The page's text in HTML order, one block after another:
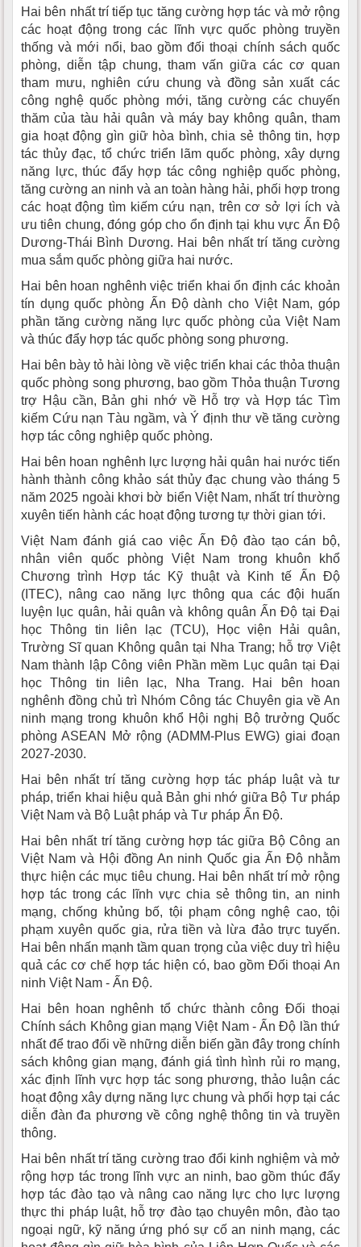
Hai bên nhất trí tiếp tục tăng cường hợp tác và mở rộng
các hoạt động trong các lĩnh vực quốc phòng truyền
thống và mới nổi, bao gồm đối thoại chính sách quốc
phòng, diễn tập chung, tham vấn giữa các cơ quan
tham mưu, nghiên cứu chung và đồng sản xuất các
công nghệ quốc phòng mới, tăng cường các chuyến
thăm của tàu hải quân và máy bay không quân, tham
gia hoạt động gìn giữ hòa bình, chia sẻ thông tin, hợp
tác thủy đạc, tổ chức triển lãm quốc phòng, xây dựng
năng lực, thúc đẩy hợp tác công nghiệp quốc phòng,
tăng cường an ninh và an toàn hàng hải, phối hợp trong
các hoạt động tìm kiếm cứu nạn, trên cơ sở lợi ích và
ưu tiên chung, đóng góp cho ổn định tại khu vực Ấn Độ
Dương-Thái Bình Dương. Hai bên nhất trí tăng cường
mua sắm quốc phòng giữa hai nước.
Hai bên hoan nghênh việc triển khai ổn định các khoản
tín dụng quốc phòng Ấn Độ dành cho Việt Nam, góp
phần tăng cường năng lực quốc phòng của Việt Nam
và thúc đẩy hợp tác quốc phòng song phương.
Hai bên bày tỏ hài lòng về việc triển khai các thỏa thuận
quốc phòng song phương, bao gồm Thỏa thuận Tương
trợ Hậu cần, Bản ghi nhớ về Hỗ trợ và Hợp tác Tìm
kiếm Cứu nạn Tàu ngầm, và Ý định thư về tăng cường
hợp tác công nghiệp quốc phòng.
Hai bên hoan nghênh lực lượng hải quân hai nước tiến
hành thành công khảo sát thủy đạc chung vào tháng 5
năm 2025 ngoài khơi bờ biển Việt Nam, nhất trí thường
xuyên tiến hành các hoạt động tương tự thời gian tới.
Việt Nam đánh giá cao việc Ấn Độ đào tạo cán bộ,
nhân viên quốc phòng Việt Nam trong khuôn khổ
Chương trình Hợp tác Kỹ thuật và Kinh tế Ấn Độ
(ITEC), nâng cao năng lực thông qua các đội huấn
luyện lục quân, hải quân và không quân Ấn Độ tại Đại
học Thông tin liên lạc (TCU), Học viện Hải quân,
Trường Sĩ quan Không quân tại Nha Trang; hỗ trợ Việt
Nam thành lập Công viên Phần mềm Lục quân tại Đại
học Thông tin liên lạc, Nha Trang. Hai bên hoan
nghênh đồng chủ trì Nhóm Công tác Chuyên gia về An
ninh mạng trong khuôn khổ Hội nghị Bộ trưởng Quốc
phòng ASEAN Mở rộng (ADMM-Plus EWG) giai đoạn
2027-2030.
Hai bên nhất trí tăng cường hợp tác pháp luật và tư
pháp, triển khai hiệu quả Bản ghi nhớ giữa Bộ Tư pháp
Việt Nam và Bộ Luật pháp và Tư pháp Ấn Độ.
Hai bên nhất trí tăng cường hợp tác giữa Bộ Công an
Việt Nam và Hội đồng An ninh Quốc gia Ấn Độ nhằm
thực hiện các mục tiêu chung. Hai bên nhất trí mở rộng
hợp tác trong các lĩnh vực chia sẻ thông tin, an ninh
mạng, chống khủng bố, tội phạm công nghệ cao, tội
phạm xuyên quốc gia, rửa tiền và lừa đảo trực tuyến.
Hai bên nhấn mạnh tầm quan trọng của việc duy trì hiệu
quả các cơ chế hợp tác hiện có, bao gồm Đối thoại An
ninh Việt Nam - Ấn Độ.
Hai bên hoan nghênh tổ chức thành công Đối thoại
Chính sách Không gian mạng Việt Nam - Ấn Độ lần thứ
nhất để trao đổi về những diễn biến gần đây trong chính
sách không gian mạng, đánh giá tình hình rủi ro mạng,
xác định lĩnh vực hợp tác song phương, thảo luận các
hoạt động xây dựng năng lực chung và phối hợp tại các
diễn đàn đa phương về công nghệ thông tin và truyền
thông.
Hai bên nhất trí tăng cường trao đổi kinh nghiệm và mở
rộng hợp tác trong lĩnh vực an ninh, bao gồm thúc đẩy
hợp tác đào tạo và nâng cao năng lực cho lực lượng
thực thi pháp luật, hỗ trợ đào tạo chuyên môn, đào tạo
ngoại ngữ, kỹ năng ứng phó sự cố an ninh mạng, các